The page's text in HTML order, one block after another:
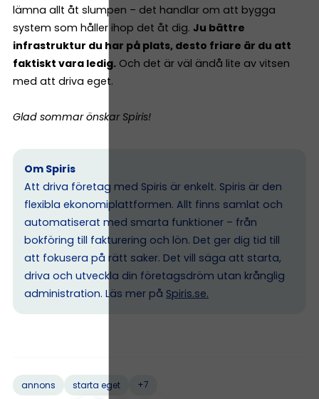
lämna allt åt slumpen – det handlar om att bygga
system som håller ihop det åt dig. Ju bättre
infrastruktur du har på plats, desto friare är du att
faktiskt vara ledig. Och det är väl ändå lite av vitsen
med att driva eget.
Glad sommar önskar Spiris!
Om Spiris
Att driva företag med Spiris är enkelt. Spiris är den
flexibla ekonomiplattformen. Allt finns samlat och
automatiserat med smarta funktioner – från
bokföring till fakturering och lön. Det ger dig tid till
att fokusera på rätt saker. Det vill säga att starta,
driva och utveckla din företagsdröm utan krånglig
administration. Läs mer på Spiris.se.
annons starta eget
+7